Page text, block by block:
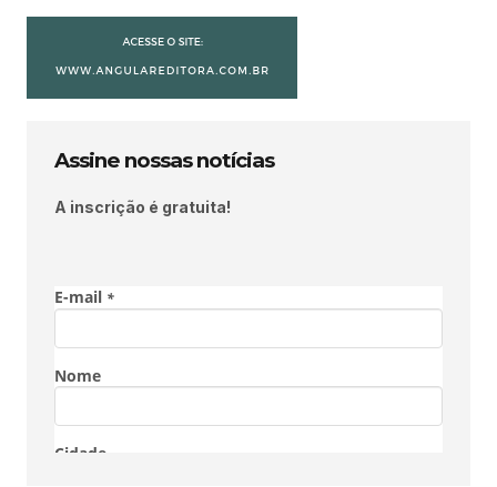
Assine nossas notícias
A inscrição é gratuita!